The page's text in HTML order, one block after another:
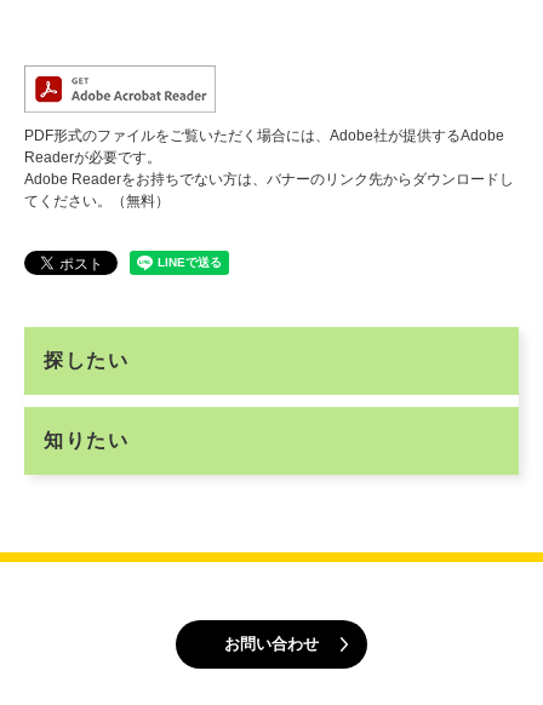
PDF形式のファイルをご覧いただく場合には、Adobe社が提供するAdobe
Readerが必要です。
Adobe Readerをお持ちでない方は、バナーのリンク先からダウンロードし
てください。（無料）
探したい
知りたい
お問い合わせ